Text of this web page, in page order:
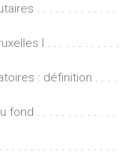
. . . . . . . . . . . . .
I . . . . . . . . . . . .
: définition . . . .
. . . . . . . . . . . . .
. . . . . . . . . . . . . . . .